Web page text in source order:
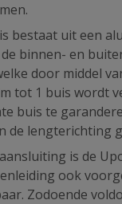
bestaat uit een
de binnen- en
door middel
tot 1 buis wordt
buis te
de lengterichting
is de
ook
Zodoende